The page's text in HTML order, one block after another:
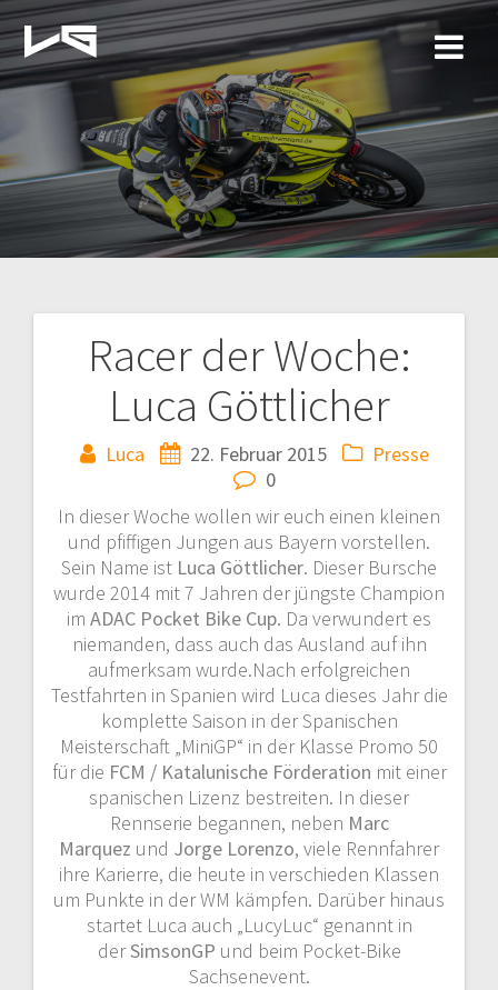
Zum
Inhalt
springen
Racer der Woche:
Luca Göttlicher
Luca 22. Februar 2015
Presse
0
In dieser Woche wollen wir euch einen kleinen
und pfiffigen Jungen aus Bayern vorstellen.
Sein Name ist Luca Göttlicher. Dieser Bursche
wurde 2014 mit 7 Jahren der jüngste Champion
im ADAC Pocket Bike Cup. Da verwundert es
niemanden, dass auch das Ausland auf ihn
aufmerksam wurde.Nach erfolgreichen
Testfahrten in Spanien wird Luca dieses Jahr die
komplette Saison in der Spanischen
Meisterschaft „MiniGP“ in der Klasse Promo 50
für die FCM / Katalunische Förderation mit einer
spanischen Lizenz bestreiten. In dieser
Rennserie begannen, neben Marc
Marquez und Jorge Lorenzo, viele Rennfahrer
ihre Karierre, die heute in verschieden Klassen
um Punkte in der WM kämpfen. Darüber hinaus
startet Luca auch „LucyLuc“ genannt in
derSimsonGP und beim Pocket-Bike
Sachsenevent.
Beitragsnavigation